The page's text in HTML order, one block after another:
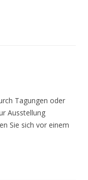
Tagungen oder
Ausstellung
Sie sich vor einem